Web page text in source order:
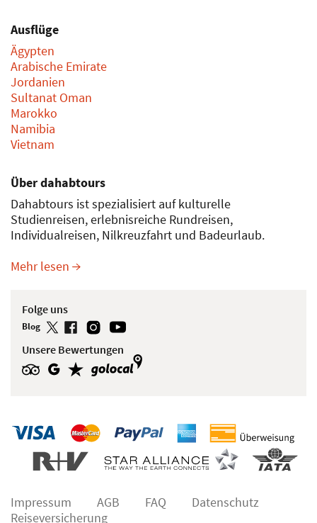
Ausflüge
Ägypten
Arabische Emirate
Jordanien
Sultanat Oman
Marokko
Namibia
Vietnam
Über dahabtours
Dahabtours ist spezialisiert auf kulturelle
Studienreisen, erlebnisreiche Rundreisen,
Individualreisen, Nilkreuzfahrt und Badeurlaub.
Mehr lesen
Folge uns
Blog
Unsere Bewertungen
Impressum AGB FAQ
Datenschutz
Reiseversicherung